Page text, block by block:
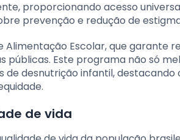
proporcionando acesso
prevenção e redução de
Alimentação Escolar, que garante
Este programa não só
desnutrição infantil, destacando
de vida